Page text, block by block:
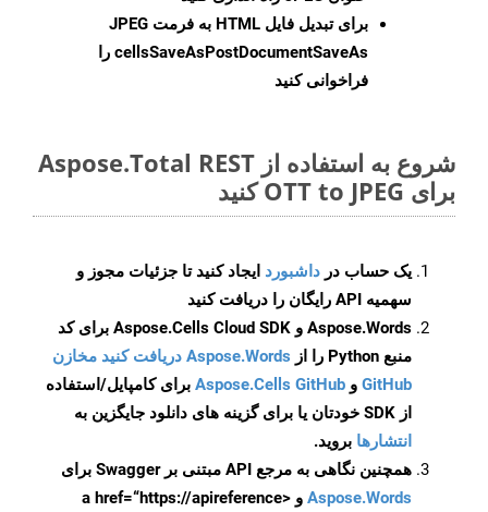
برای تبدیل فایل HTML به فرمت
JPEG
cellsSaveAsPostDocumentSaveAs را
فراخوانی کنید
شروع به استفاده از Aspose.Total REST
برای OTT to JPEG کنید
یک حساب در داشبورد ایجاد کنید تا جزئیات مجوز و
سهمیه API رایگان را دریافت کنید
Aspose.Words و Aspose.Cells Cloud SDK برای کد
منبع Python را از
Aspose.Words دریافت کنید مخازن
GitHub و Aspose.Cells GitHub برای کامپایل/استفاده
از SDK خودتان یا برای گزینه های دانلود جایگزین به
انتشارها بروید.
همچنین نگاهی به مرجع API مبتنی بر Swagger برای
Aspose.Words
و <a href=“https://apireference